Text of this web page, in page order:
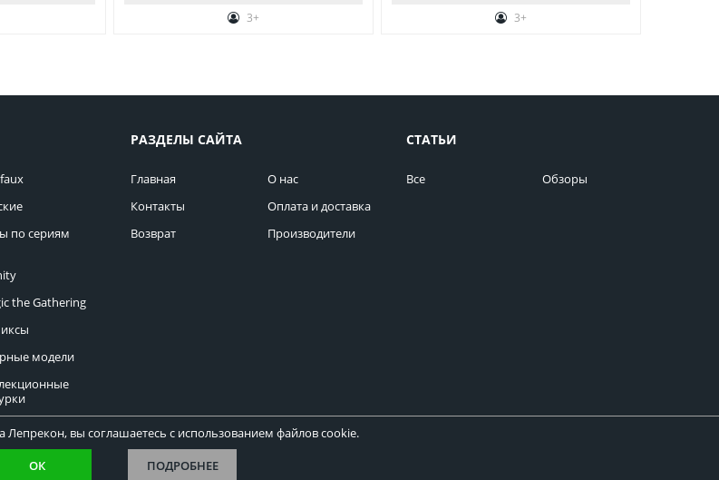
3+ 3+
по сериям
the Gathering
модели
РАЗДЕЛЫ САЙТА
Главная
О нас
Контакты
Оплата и доставка
Возврат
Производители
СТАТЬИ
Все Обзоры
© Лепрекон 2013-2026. Все права защищены
Лепрекон, вы соглашаетесь с использованием файлов cookie.
ОК
ПОДРОБНЕЕ